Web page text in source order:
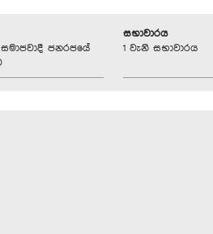
සමාජවාදී ජනරජයේ
සභාවාරය
1 වැනි සභාවාරය